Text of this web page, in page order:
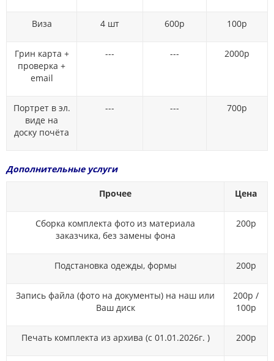
Виза 4 шт 600р 100р
Грин карта +
проверка +
email
--- --- 2000р
Портрет в эл.
виде на
доску почёта
--- --- 700р
Дополнительные услуги
Прочее Цена
Сборка комплекта фото из материала
заказчика, без замены фона
200р
Подстановка одежды, формы 200р
Запись файла (фото на документы) на наш или
Ваш диск
200р /
100р
Печать комплекта из архива (с 01.01.2026г. ) 200р